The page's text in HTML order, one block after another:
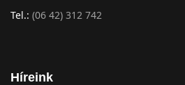
Tel.: (06 42) 312 742
Híreink